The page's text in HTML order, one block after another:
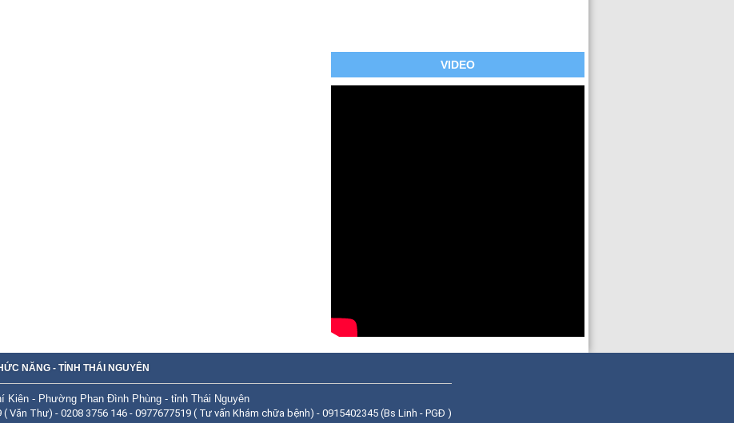
VIDEO
NĂNG - TỈNH THÁI NGUYÊN
Kiên - Phường Phan Đình Phùng - tỉnh Thái Nguyên
( Văn Thư) - 0208 3756 146 - 0977677519 ( Tư vấn Khám chữa bệnh) - 0915402345 (Bs Linh - PGĐ )